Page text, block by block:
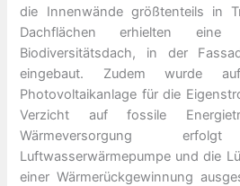
die Innenwände größtenteils in
Dachflächen erhielten eine
Biodiversitätsdach, in der
eingebaut. Zudem wurde
Photovoltaikanlage für die
Verzicht auf fossile
Wärmeversorgung
Luftwasserwärmepumpe und die
einer Wärmerückgewinnung